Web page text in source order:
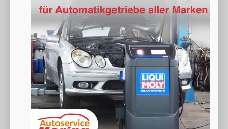
Verbrauch kombiniert:6,20 l/100km
-Klasse: E
-Emissionen: